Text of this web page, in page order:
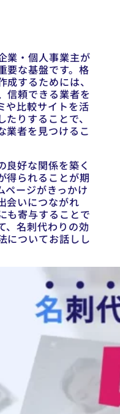
業・個人事業主が
要な基盤です。格
するためには、
信頼できる業者を
や比較サイトを活
りすることで、
業者を見つけるこ
良好な関係を築く
得られることが期
ページがきっかけ
会いにつながれ
も寄与することで
、名刺代わりの効
についてお話しし